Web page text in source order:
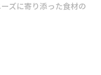
ズに寄り添った食材の